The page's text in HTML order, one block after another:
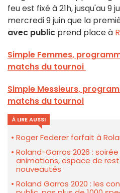
feu est fixé à 21h, jusqu'au 9
mercredi 9 juin que la
avec public prend place à
Simple Femmes,
matchs du tournoi
Simple Messieurs,
matchs du tournoi
À LIRE AUSSI
Roger Federer forfait à
Roland-Garros 2026 :
animations, espace de
nouveautés
Roland Garros 2020 : les